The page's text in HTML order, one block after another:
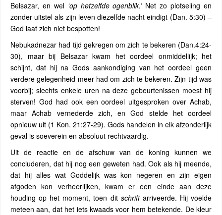
Belsazar, en wel ‘op hetzelfde ogenblik.’Net zo plotseling en
zonder uitstel als zijn leven diezelfde nacht eindigt (Dan. 5:30) –
God laat zich niet bespotten!
Nebukadnezar had tijd gekregen om zich te bekeren (Dan.4:24-
30), maar bij Belsazar kwam het oordeel onmiddellijk; het
schijnt, dat hij na Gods aankondiging van het oordeel geen
verdere gelegenheid meer had om zich te bekeren. Zijn tijd was
voorbij; slechts enkele uren na deze gebeurtenissen moest hij
sterven! God had ook een oordeel uitgesproken over Achab,
maar Achab vernederde zich, en God stelde het oordeel
opnieuw uit (1 Kon. 21:27-29). Gods handelen in elk afzonderlijk
geval is soeverein en absoluut rechtvaardig.
Uit de reactie en de afschuw van de koning kunnen we
concluderen, dat hij nog een geweten had. Ook als hij meende,
dat hij alles wat Goddelijk was kon negeren en zijn eigen
afgoden kon verheerlijken, kwam er een einde aan deze
houding op het moment, toen dit schriftarriveerde. Hij voelde
meteen aan, dat het iets kwaads voor hem betekende. De kleur